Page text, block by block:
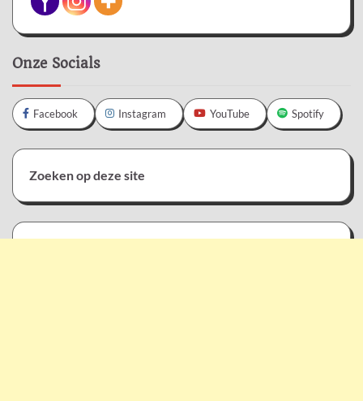
Onze Socials
Facebook Instagram YouTube Spotify
Zoeken op deze site